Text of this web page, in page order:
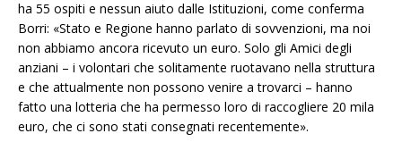
ha 55 ospiti e nessun aiuto dalle Istituzioni, come conferma
Borri: «Stato e Regione hanno parlato di sovvenzioni, ma noi
non abbiamo ancora ricevuto un euro. Solo gli Amici degli
anziani – i volontari che solitamente ruotavano nella struttura
e che attualmente non possono venire a trovarci – hanno
fatto una lotteria che ha permesso loro di raccogliere 20 mila
euro, che ci sono stati consegnati recentemente».